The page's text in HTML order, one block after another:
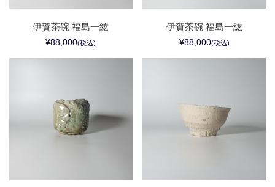
伊賀茶碗 福島一紘
¥88,000(税込)
伊賀茶碗 福島一紘
¥88,000(税込)